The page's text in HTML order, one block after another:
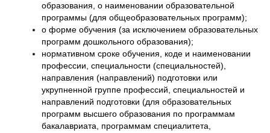
образования, о наименовании образовательной
программы (для общеобразовательных программ);
о форме обучения (за исключением образовательных
программ дошкольного образования);
нормативном сроке обучения, коде и наименовании
профессии, специальности (специальностей),
направления (направлений) подготовки или
укрупненной группе профессий, специальностей и
направлений подготовки (для образовательных
программ высшего образования по программам
бакалавриата, программам специалитета,